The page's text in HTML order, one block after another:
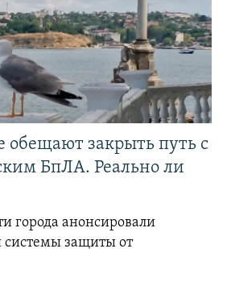
обещают закрыть путь с
БпЛА. Реально ли
города анонсировали
системы защиты от